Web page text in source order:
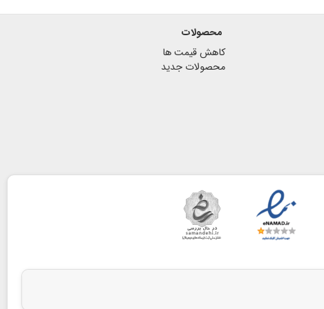
محصولات
کاهش قیمت ها
محصولات جدید